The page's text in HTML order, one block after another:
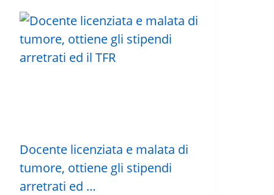
Docente licenziata e malata di
tumore, ottiene gli stipendi
arretrati ed …